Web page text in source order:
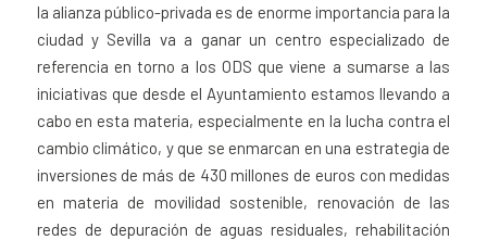
la alianza público-privada es de enorme importancia para la
ciudad y Sevilla va a ganar un centro especializado de
referencia en torno a los ODS que viene a sumarse a las
iniciativas que desde el Ayuntamiento estamos llevando a
cabo en esta materia, especialmente en la lucha contra el
cambio climático, y que se enmarcan en una estrategia de
inversiones de más de 430 millones de euros con medidas
en materia de movilidad sostenible, renovación de las
redes de depuración de aguas residuales, rehabilitación